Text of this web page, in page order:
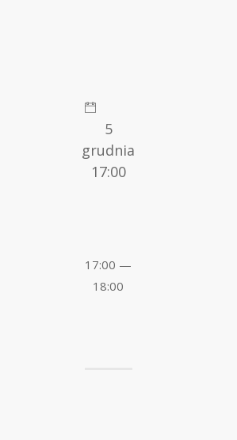
5
grudnia
17:00
17:00 —
18:00